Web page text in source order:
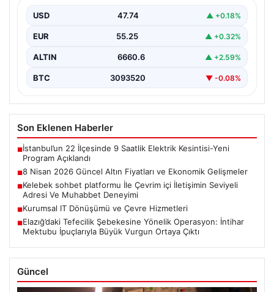
jeopolitik gelişmelerle birlikte ekonomik verilerin de
etkisiyle hareketlilik…
USD 47.74 ▲ +0.18%
EUR 55.25 ▲ +0.32%
ALTIN 6660.6 ▲ +2.59%
BTC 3093520 ▼ -0.08%
Son Eklenen Haberler
■İstanbul’un 22 İlçesinde 9 Saatlik Elektrik Kesintisi-Yeni
Program Açıklandı
■8 Nisan 2026 Güncel Altın Fiyatları ve Ekonomik Gelişmeler
■Kelebek sohbet platformu İle Çevrim içi İletişimin Seviyeli
Adresi Ve Muhabbet Deneyimi
■Kurumsal IT Dönüşümü ve Çevre Hizmetleri
■Elazığ’daki Tefecilik Şebekesine Yönelik Operasyon: İntihar
Mektubu İpuçlarıyla Büyük Vurgun Ortaya Çıktı
Güncel